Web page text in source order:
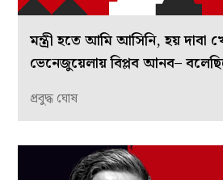
মন্ত্রী হতে আমি আসিনি, হয় দাবা
ভেনেজুয়েলায় বিপ্লব আনব–
প্রবুদ্ধ ঘোষ